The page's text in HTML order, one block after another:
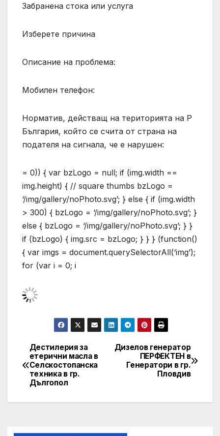
Забранена стока или услуга
Изберете причина
Описание на проблема:
Мобилен телефон:
Норматив, действащ на територията на Р
България, който се счита от страна на
подателя на сигнала, че е нарушен:
= 0)) { var bzLogo = null; if (img.width ==
img.height) { // square thumbs bzLogo =
‘/img/gallery/noPhoto.svg’; } else { if (img.width
> 300) { bzLogo = ‘/img/gallery/noPhoto.svg’; }
else { bzLogo = ‘/img/gallery/noPhoto.svg’; } }
if (bzLogo) { img.src = bzLogo; } } } (function()
{ var imgs = document.querySelectorAll(‘img’);
for (var i = 0; i
Post
navigation
Дизелов генератор
ПЕРФЕКТЕН в
Генератори в гр.
Пловдив
Дестилерия за
етерични масла в
Селскостопанска
техника в гр.
Дългопол